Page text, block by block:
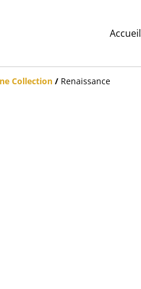
Accueil
Collection / Renaissance